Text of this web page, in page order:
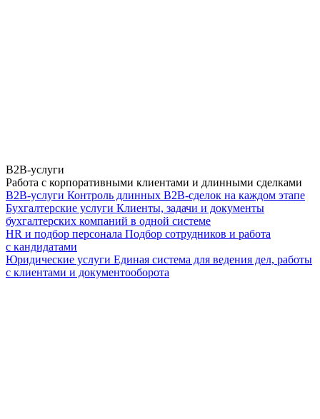
B2B-услуги
Работа с корпоративными клиентами и длинными сделками
B2B-услуги Контроль длинных B2B-сделок на каждом этапе
Бухгалтерские услуги Клиенты, задачи и документы
бухгалтерских компаний в одной системе
HR и подбор персонала Подбор сотрудников и работа
с кандидатами
Юридические услуги Единая система для ведения дел, работы
с клиентами и документооборота